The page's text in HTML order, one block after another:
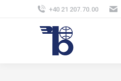
+40 21 207.70.00